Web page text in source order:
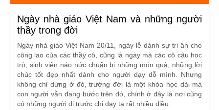
Ngày nhà giáo Việt Nam và những người
thầy trong đời
Ngày nhà giáo Việt Nam 20/11, ngày lễ dành sự tri ân cho
công lao của các thầy cô, cũng là ngày mà các cô cậu học
trò, sinh viên náo nức chuẩn bị những món quà, những lời
chúc tốt đẹp nhất dành cho người dạy dỗ mình. Nhưng
không chỉ dừng ở đó, trường đời là một khóa học dài mà
con người vẫn đang bước trên đó, chính ở đây là nơi cũng
có những người đi trước chỉ dạy ta rất nhiều điều.